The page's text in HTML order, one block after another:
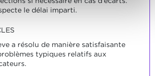
le délai imparti.
a résolu de manière satisfaisante
typiques relatifs aux